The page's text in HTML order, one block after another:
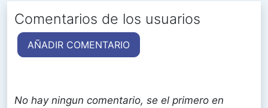
Comentarios de los usuarios
AÑADIR COMENTARIO
No hay ningun comentario, se el primero en